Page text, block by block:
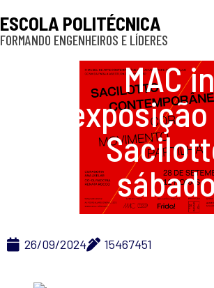
ESCOLA POLITÉCNICA
FORMANDO ENGENHEIROS E LÍDERES
MAC
exposição
26/09/2024 15467451